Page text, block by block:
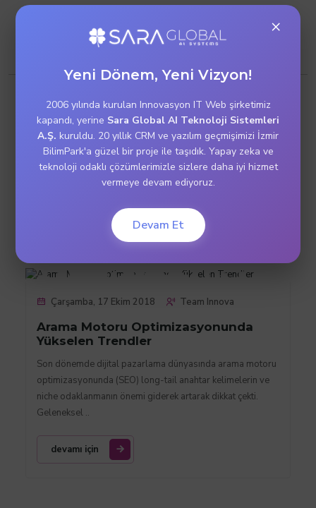
Ohbe Danışmanlık
Marka Tescil Danışmanlığı
İle İlgili Son Makalelerimiz
Çarşamba, 17 Ekim 2018 Team Innova
Arama Motoru Optimizasyonunda
Yükselen Trendler
Son dönemde dijital pazarlama dünyasında arama motoru
optimizasyonunda (SEO) long-tail anahtar kelimelerin ve
niche odaklanmanın önemi giderek artarak dikkat çekti.
Geleneksel ..
devamı için
×
Yeni Dönem, Yeni Vizyon!
2006 yılında kurulan Innovasyon IT Web şirketimiz
kapandı, yerine Sara Global AI Teknoloji Sistemleri
A.Ş. kuruldu. 20 yıllık CRM ve yazılım geçmişimizi İzmir
BilimPark'a güzel bir proje ile taşıdık. Yapay zeka ve
teknoloji odaklı çözümlerimizle sizlere daha iyi hizmet
vermeye devam ediyoruz.
Devam Et